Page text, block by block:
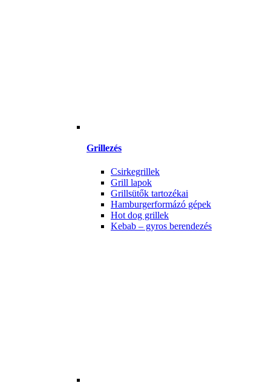
Grillezés
Csirkegrillek
Grill lapok
Grillsütők tartozékai
Hamburgerformázó gépek
Hot dog grillek
Kebab – gyros berendezés